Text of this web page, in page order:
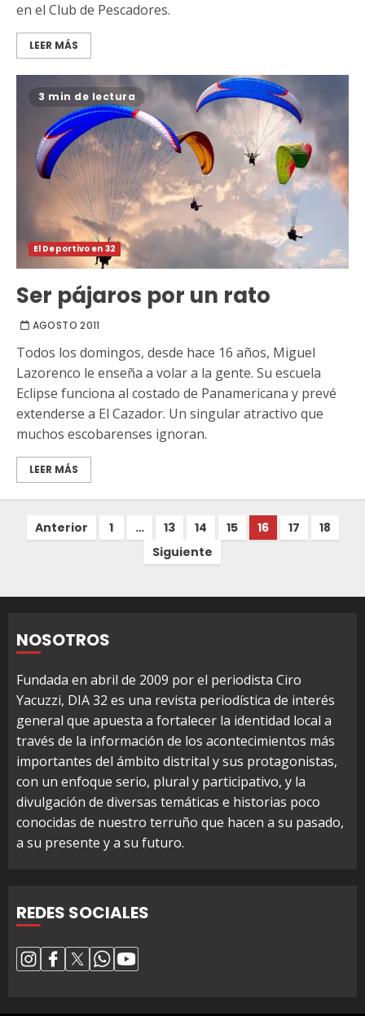
en el Club de Pescadores.
LEER MÁS
3 min de lectura
El Deportivo en 32
Ser pájaros por un rato
AGOSTO 2011
Todos los domingos, desde hace 16 años, Miguel
Lazorenco le enseña a volar a la gente. Su escuela
Eclipse funciona al costado de Panamericana y prevé
extenderse a El Cazador. Un singular atractivo que
muchos escobarenses ignoran.
LEER MÁS
Paginación
Anterior 1 … 13 14 15 16 17
18
Siguiente
NOSOTROS
Fundada en abril de 2009 por el periodista Ciro
Yacuzzi, DIA 32 es una revista periodística de interés
general que apuesta a fortalecer la identidad local a
través de la información de los acontecimientos más
importantes del ámbito distrital y sus protagonistas,
con un enfoque serio, plural y participativo, y la
divulgación de diversas temáticas e historias poco
conocidas de nuestro terruño que hacen a su pasado,
a su presente y a su futuro.
REDES SOCIALES